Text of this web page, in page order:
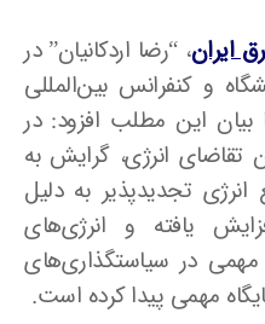
ایران، “رضا اردکانیان” در
و کنفرانس بین‌المللی
بیان این مطلب افزود: در
تقاضای انرژی، گرایش به
تجدیدپذیر به دلیل
یافته و انرژی‌های
مهمی در سیاستگذاری‌های
مهمی پیدا کرده است.